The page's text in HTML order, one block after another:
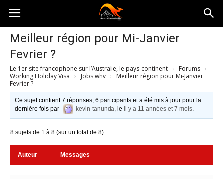
Australia-
australie.com
Meilleur région pour Mi-Janvier
Fevrier ?
Le 1er site francophone sur l’Australie, le pays-continent › Forums ›
Working Holiday Visa › Jobs whv ›
Meilleur région pour Mi-Janvier
Fevrier ?
Ce sujet contient 7 réponses, 6 participants et a été mis à jour pour la
dernière fois par
kevin-tanunda, leil y a 11 années et 7 mois.
8 sujets de 1 à 8 (sur un total de 8)
Auteur Messages